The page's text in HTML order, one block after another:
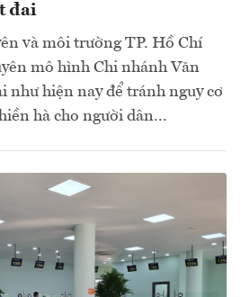
đai
và môi trường TP. Hồ Chí
mô hình Chi nhánh Văn
như hiện nay để tránh nguy cơ
hà cho người dân...